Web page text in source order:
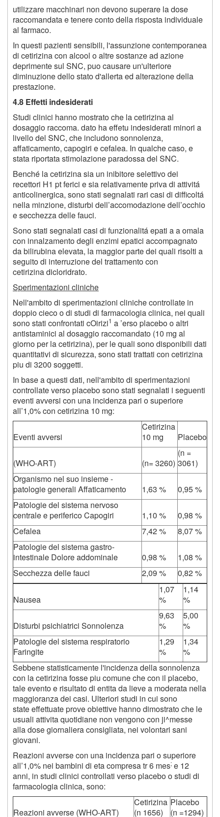
utilizzare macchinari non devono superare la dose
raccomandata e tenere conto della risposta individuale
al farmaco.
In questi pazienti sensibili, l'assunzione contemporanea
di cetirizina con alcool o altre sostanze ad azione
deprimente sul SNC, puo causare un'ulteriore
diminuzione dello stato d'allerta ed alterazione della
prestazione.
4.8 Effetti indesiderati
Studi clinici hanno mostrato che la cetirizina al
dosaggio raccoma. dato ha effetu indesiderati minori a
livello del SNC, che includono sonnolenza,
affaticamento, capogiri e cefalea. In qualche caso, e
stata riportata stimolazione paradossa del SNC.
Benché la cetirizina sia un inibitore selettivo dei
recettori H1 pt ferici e sia relativamente priva di attivitá
anticolinergica, sono stati segnalati rari casi di difficoltá
nella minzione, disturbi dell’accomodazione dell’occhio
e secchezza delle fauci.
Sono stati segnalati casi di funzionalitá epati a a omala
con innalzamento degli enzimi epatici accompagnato
da bilirubina elevata, la maggior parte dei quali risolti a
seguito di interruzione del trattamento con
cetirizina dicloridrato.
Sperimentazioni cliniche
Nell'ambito di sperimentazioni cliniche controllate in
doppio cieco o di studi di farmacologia clinica, nei quali
sono stati confrontati cOirizi1 a ’erso placebo o altri
antistaminici al dosaggio raccomandato (10 mg al
giorno per la cetirizina), per le quali sono disponibili dati
quantitativi di sicurezza, sono stati trattati con cetirizina
piu di 3200 soggetti.
In base a questi dati, nell'ambito di sperimentazioni
controllate verso placebo sono stati segnalati i seguenti
eventi avversi con una incidenza pari o superiore
all’1,0% con cetirizina 10 mg:
Eventi avversi
Cetirizina
10 mg
Placebo
(WHO-ART) (n= 3260)
(n =
3061)
Organismo nel suo insieme -
patologie generali Affaticamento
1,63 %
0,95 %
Patologie del sistema nervoso
centrale e periferico Capogiri
1,10 %
0,98 %
Cefalea
7,42 %
8,07 %
Patologie del sistema gastro-
intestinale Dolore addominale
0,98 %
1,08 %
Secchezza delle fauci
2,09 % 0,82 %
Nausea
1,07
%
1,14
%
Disturbi psichiatrici Sonnolenza
9,63
%
5,00
%
Patologie del sistema respiratorio
Faringite
1,29
%
1,34
%
Sebbene statisticamente l'incidenza della sonnolenza
con la cetirizina fosse piu comune che con il placebo,
tale evento e risultato di entita da lieve a moderata nella
maggioranza dei casi. Ulteriori studi in cui sono
state effettuate prove obiettive hanno dimostrato che le
usuali attivita quotidiane non vengono con ji^messe
alla dose giornaliera consigliata, nei volontari sani
giovani.
Reazioni avverse con una incidenza pari o superiore
all’1,0% nei bambini di eta compresa tr 6 mes; e 12
anni, in studi clinici controllati verso placebo o studi di
farmacologia clinica, sono:
Reazioni avverse (WHO-ART)
Cetirizina
(n 1656)
Placebo
(n =1294)